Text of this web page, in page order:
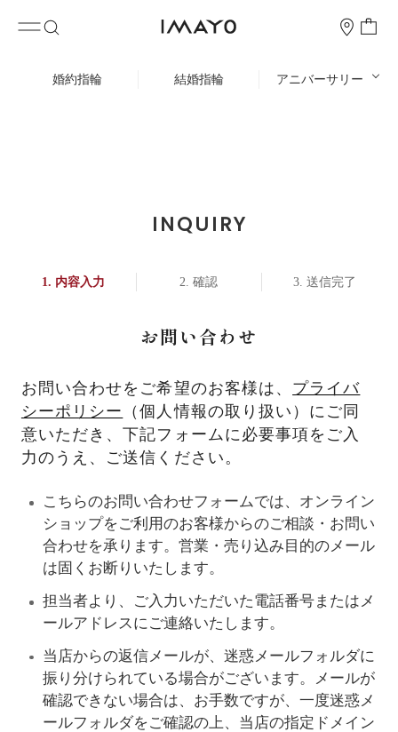
婚約指輪 結婚指輪 アニバーサリー
INQUIRY
内容入力 確認 送信完了
お問い合わせ
お問い合わせをご希望のお客様は、 プライバ
シーポリシー
（個人情報の取り扱い）にご同
意いただき、下記フォームに必要事項をご入
力のうえ、ご送信ください。
こちらのお問い合わせフォームでは、オンライン
ショップをご利用のお客様からのご相談・お問い
合わせを承ります。営業・売り込み目的のメール
は固くお断りいたします。
担当者より、ご入力いただいた電話番号またはメ
ールアドレスにご連絡いたします。
当店からの返信メールが、迷惑メールフォルダに
振り分けられている場合がございます。メールが
確認できない場合は、お手数ですが、一度迷惑メ
ールフォルダをご確認の上、当店の指定ドメイン